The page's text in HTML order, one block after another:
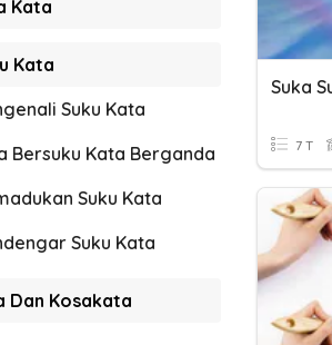
Kata
Kata
Suku Kata
Bersuku Kata Berganda
Suku Kata
Suku Kata
Dan Kosakata
Suka
7 T